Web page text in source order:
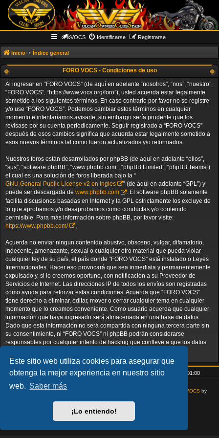
Este sitio web utiliza cookies para asegurar que
obtenga la mejor experiencia en nuestro sitio
web. Saber más
¡Lo entiendo!
VOCS Identificarse Registrarse
Inicio Índice general
FORO VOCS - Condiciones de uso
Al ingresar en “FORO VOCS” (de aquí en adelante “nosotros”, “nos”, “nuestro”,
“FORO VOCS”, “https://www.vocs.org/foro”), usted acuerda estar legalmente
sometido a los siguientes términos. En caso contrario por favor no se registre
y/o use “FORO VOCS”. Podemos cambiar estos términos en cualquier
momento e intentaríamos avisarle, sin embargo sería prudente que los
revisase por su cuenta periódicamente. Seguir registrado a “FORO VOCS”
después de esos cambios significa que acuerda estar legalmente sometido a
esos nuevos términos tal como fueron actualizados y/o reformados.
Nuestros foros están desarrollados por phpBB (de aquí en adelante “ellos”,
“sus”, “software phpBB”, “www.phpbb.com”, “phpBB Limited”, “phpBB Teams”)
el cual es una solución de foros liberada bajo la “
GNU General Public License v2 en Ingles
” (de aquí en adelante “GPL”) y
puede ser descargada de www.phpbb.com
. El software phpBB solamente
facilita discusiones basadas en Internet y la GPL estrictamente los excluye de
lo que aprobamos y/o desaprobamos como conductas y/o contenido
permisible. Para más información sobre phpBB, por favor visite:
https://www.phpbb.com/
Acuerda no enviar ningun contenido abusivo, obsceno, vulgar, difamatorio,
indecente, amenazante, sexual o cualquier otro material que pueda violar
cualquier ley de su país, el país donde “FORO VOCS” está instalado o Leyes
Internacionales. Hacer eso provocará que sea inmediata y permanentemente
expulsado y, si lo creemos oportuno, con notificación a su Proveedor de
Servicios de Internet. Las direcciones IP de todos los envíos son registradas
como ayuda para reforzar estas condiciones. Acuerda que “FORO VOCS”
tiene derecho a eliminar, editar, mover o cerrar cualquier tema en cualquier
momento que lo creamos conveniente. Como usuario acuerda que cualquier
información que haya ingresado será almacenada en una base de datos.
Dado que esta información no será compartida con ninguna tercera parte sin
su consentimiento, ni “FORO VOCS” ni phpBB podrán considerarse
responsables por cualquier intento de hacking que conlleve a que los datos
Inicio Índice general Todos los horarios son UTC+01:00
AcidTech byST Software VOCSby
Desarrollado por
phpBB® Forum Software © phpBB Limited